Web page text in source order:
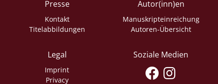
Presse
Kontakt
Titelabbildungen
Autor(inn)en
Manuskripteinreichung
Autoren-Übersicht
Legal
Imprint
Privacy
Soziale Medien